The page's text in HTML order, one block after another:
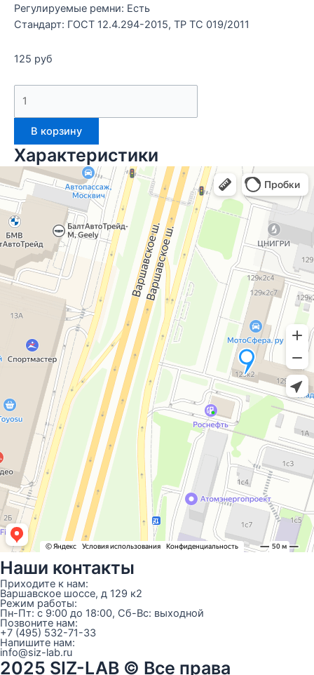
Регулируемые ремни: Есть
Стандарт: ГОСТ 12.4.294-2015, ТР ТС 019/2011
125 руб
В корзину
Характеристики
Наши контакты
Приходите к нам:
Варшавское шоссе, д 129 к2
Режим работы:
Пн-Пт: с 9:00 до 18:00, Сб-Вс: выходной
Позвоните нам:
+7 (495) 532-71-33
Напишите нам:
info@siz-lab.ru
2025 SIZ-LAB © Все права